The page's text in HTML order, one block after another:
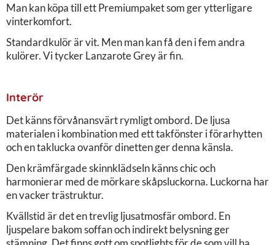
Man kan köpa till ett Premiumpaket som ger ytterligare
vinterkomfort.
Standardkulör är vit. Men man kan få den i fem andra
kulörer. Vi tycker Lanzarote Grey är fin.
Interör
Det känns förvånansvärt rymligt ombord. De ljusa
materialen i kombination med ett takfönster i förarhytten
och en taklucka ovanför dinetten ger denna känsla.
Den krämfärgade skinnklädseln känns chic och
harmonierar med de mörkare skåpsluckorna. Luckorna har
en vacker trästruktur.
Kvällstid är det en trevlig ljusatmosfär ombord. En
ljuspelare bakom soffan och indirekt belysning ger